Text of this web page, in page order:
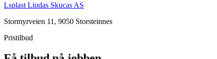
Lsplast Liudas Skucas AS
Stormyrveien 11, 9050 Storsteinnes
Pristilbud